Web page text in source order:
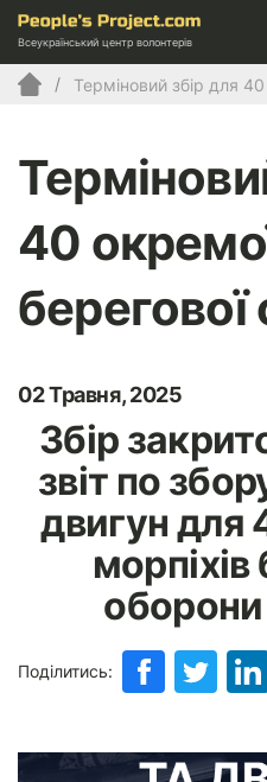
Всеукраїнський центр волонтерів
Терміновий збір для
40
02 Травня, 2025
Збір
звіт по
двигун для
морпіхів
Поділитись: